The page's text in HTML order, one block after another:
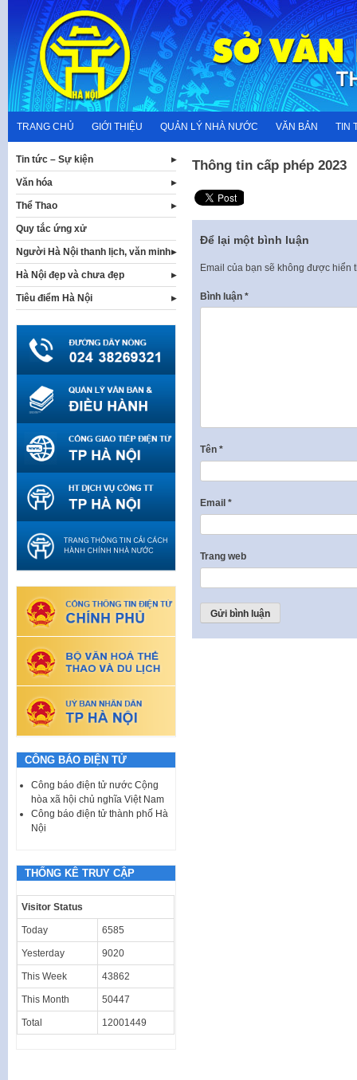
content
TRANG CHỦ GIỚI THIỆU QUẢN LÝ NHÀ NƯỚC VĂN BẢN TIN
Thông tin cấp phép 2023
Để lại một bình luận
Email của bạn sẽ không được hiển
Bình luận *
Tên *
Email *
Trang web
Tin tức – Sự kiện
Văn hóa
Thể Thao
Quy tắc ứng xử
Người Hà Nội thanh lịch, văn minh
Hà Nội đẹp và chưa đẹp
Tiêu điểm Hà Nội
CÔNG BÁO ĐIỆN TỬ
Công báo điện tử nước Cộng
hòa xã hội chủ nghĩa Việt Nam
Công báo điện tử thành phố Hà
Nội
THỐNG KÊ TRUY CẬP
Visitor Status
Today 6585
Yesterday 9020
This Week 43862
This Month 50447
Total 12001449